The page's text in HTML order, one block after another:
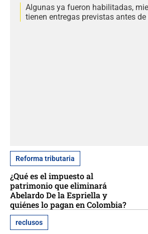
Algunas ya fueron habilitadas,
tienen entregas previstas antes
Reforma tributaria
¿Qué es el impuesto al
patrimonio que eliminará
Abelardo De la Espriella y
quiénes lo pagan en Colombia?
reclusos